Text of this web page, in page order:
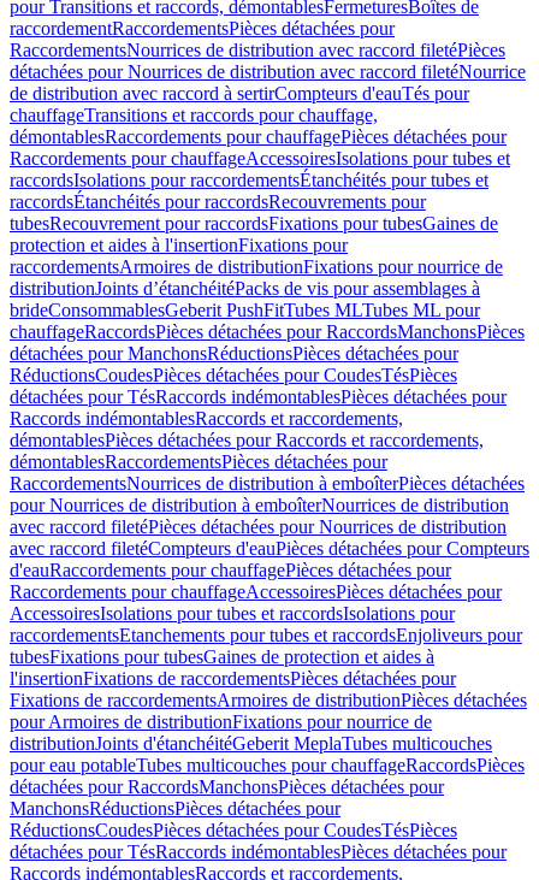
pour Transitions et raccords, démontablesFermeturesBoîtes de
raccordementRaccordementsPièces détachées pour
RaccordementsNourrices de distribution avec raccord filetéPièces
détachées pour Nourrices de distribution avec raccord filetéNourrice
de distribution avec raccord à sertirCompteurs d'eauTés pour
chauffageTransitions et raccords pour chauffage,
démontablesRaccordements pour chauffagePièces détachées pour
Raccordements pour chauffageAccessoiresIsolations pour tubes et
raccordsIsolations pour raccordementsÉtanchéités pour tubes et
raccordsÉtanchéités pour raccordsRecouvrements pour
tubesRecouvrement pour raccordsFixations pour tubesGaines de
protection et aides à l'insertionFixations pour
raccordementsArmoires de distributionFixations pour nourrice de
distributionJoints d’étanchéitéPacks de vis pour assemblages à
brideConsommablesGeberit PushFitTubes MLTubes ML pour
chauffageRaccordsPièces détachées pour RaccordsManchonsPièces
détachées pour ManchonsRéductionsPièces détachées pour
RéductionsCoudesPièces détachées pour CoudesTésPièces
détachées pour TésRaccords indémontablesPièces détachées pour
Raccords indémontablesRaccords et raccordements,
démontablesPièces détachées pour Raccords et raccordements,
démontablesRaccordementsPièces détachées pour
RaccordementsNourrices de distribution à emboîterPièces détachées
pour Nourrices de distribution à emboîterNourrices de distribution
avec raccord filetéPièces détachées pour Nourrices de distribution
avec raccord filetéCompteurs d'eauPièces détachées pour Compteurs
d'eauRaccordements pour chauffagePièces détachées pour
Raccordements pour chauffageAccessoiresPièces détachées pour
AccessoiresIsolations pour tubes et raccordsIsolations pour
raccordementsEtanchements pour tubes et raccordsEnjoliveurs pour
tubesFixations pour tubesGaines de protection et aides à
l'insertionFixations de raccordementsPièces détachées pour
Fixations de raccordementsArmoires de distributionPièces détachées
pour Armoires de distributionFixations pour nourrice de
distributionJoints d'étanchéitéGeberit MeplaTubes multicouches
pour eau potableTubes multicouches pour chauffageRaccordsPièces
détachées pour RaccordsManchonsPièces détachées pour
ManchonsRéductionsPièces détachées pour
RéductionsCoudesPièces détachées pour CoudesTésPièces
détachées pour TésRaccords indémontablesPièces détachées pour
Raccords indémontablesRaccords et raccordements,